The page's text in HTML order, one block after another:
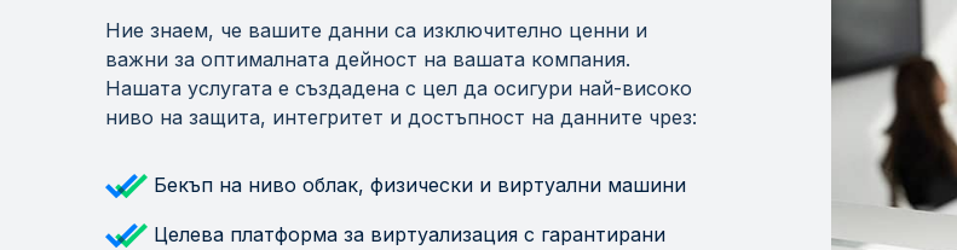
Ние знаем, че вашите данни са изключително ценни и
важни за оптималната дейност на вашата компания.
Нашата услугата е създадена с цел да осигури най-високо
ниво на защита, интегритет и достъпност на данните чрез:
Бекъп на ниво облак, физически и виртуални машини
Целева платформа за виртуализация с гарантирани